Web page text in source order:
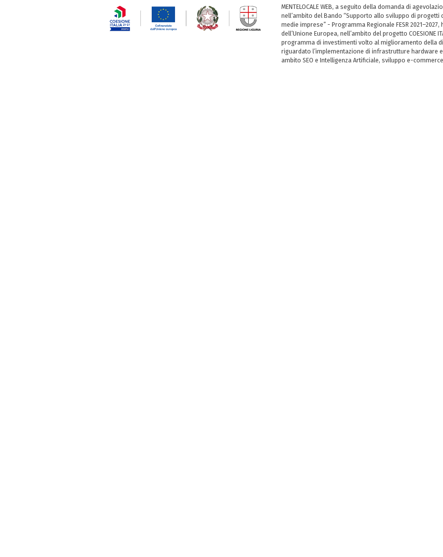
MENTELOCALE WEB, a seguito della domanda di
nell’ambito del Bando “Supporto allo sviluppo di
medie imprese” - Programma Regionale FESR
dell’Unione Europea, nell’ambito del progetto COESIONE
programma di investimenti volto al miglioramento della
riguardato l’implementazione di infrastrutture hardware
ambito SEO e Intelligenza Artificiale, sviluppo e-commerce